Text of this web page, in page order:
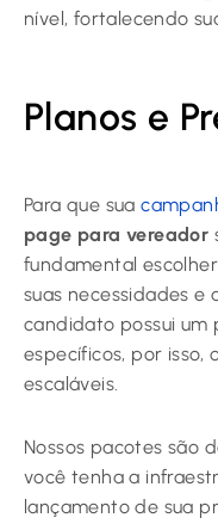
nível, fortalecendo
Planos e
Para que sua
page para vereador
fundamental
suas necessidades e
candidato possui um
específicos, por isso,
escaláveis.
Nossos pacotes são
você tenha a
lançamento de sua